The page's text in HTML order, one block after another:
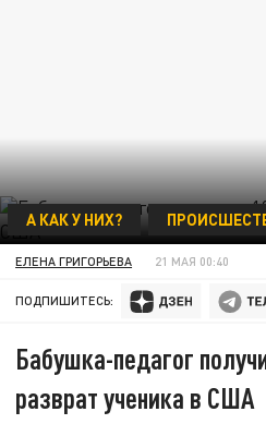
А КАК У НИХ?
ЕЛЕНА ГРИГОРЬЕВА 21 МАЯ 00:40
ПОДПИШИТЕСЬ:
Бабушка-педагог
разврат ученика в США